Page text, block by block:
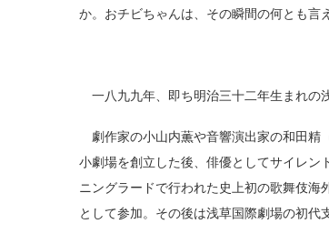
か。おチビちゃんは、その瞬間の何とも言
一八九九年、即ち明治三十二年生まれの
劇作家の小山内薫や音響演出家の和田精
小劇場を創立した後、俳優としてサイレ
ニングラードで行われた史上初の歌舞伎
として参加。その後は浅草国際劇場の初代